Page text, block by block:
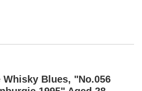
Whisky Blues, "No.056